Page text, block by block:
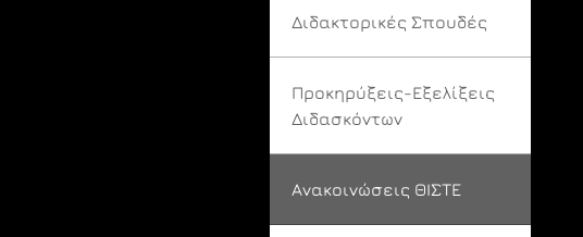
Διδακτορικές Σπουδές
Προκηρύξεις-Εξελίξεις
Διδασκόντων
Ανακοινώσεις ΘΙΣΤΕ